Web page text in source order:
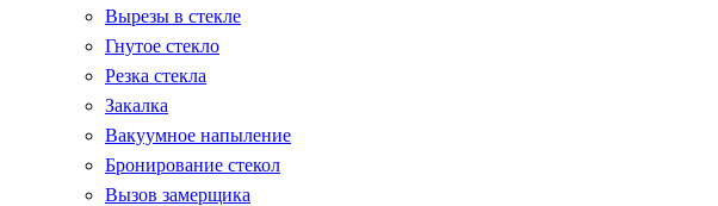
Вырезы в стекле
Гнутое стекло
Резка стекла
Закалка
Вакуумное напыление
Бронирование стекол
Вызов замерщика